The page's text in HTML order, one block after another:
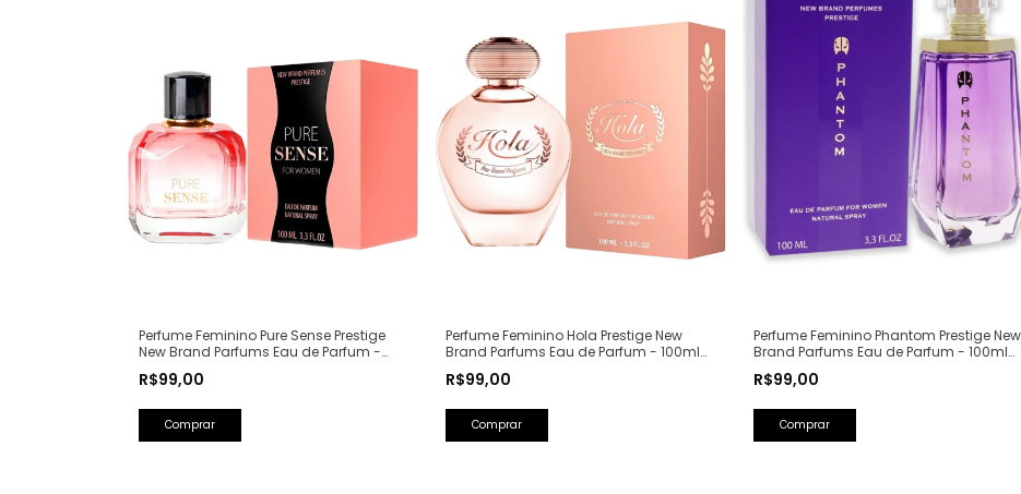
Perfume Feminino Pure Sense Prestige
New Brand Parfums Eau de Parfum -
Rabanne)
R$99,00
Perfume Feminino Hola Prestige New
Brand Parfums Eau de Parfum - 100ml
R$99,00
Perfume Feminino Phantom Prestige New
Brand Parfums Eau de Parfum - 100ml
R$99,00